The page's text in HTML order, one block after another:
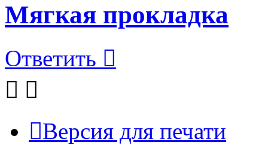
Мягкая прокладка
Ответить
Версия для печати